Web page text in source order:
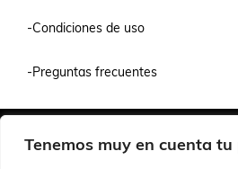
Tenemos muy en cuenta
-Condiciones de uso
-Preguntas frecuentes
© 2026